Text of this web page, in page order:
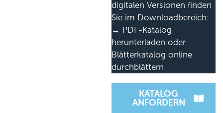
digitalen Versionen finden
Sie im Downloadbereich:
→ PDF-Katalog
herunterladen oder
Blätterkatalog online
durchblättern
KATALOG
ANFORDERN